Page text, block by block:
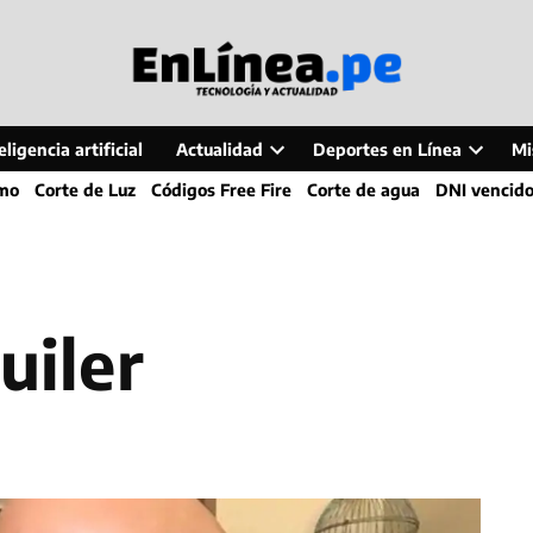
artificial Actualidad
Open
dropdown
Deportes en Línea
Open
dropdown
Corte de Luz Códigos Free Fire Corte de agua DNI vencido